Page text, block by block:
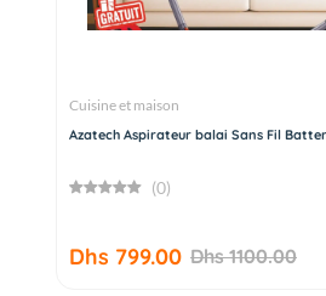
Cuisine et maison
Azatech Aspirateur balai Sans Fil
(0)
Dhs 799.00 Dhs 1100.00